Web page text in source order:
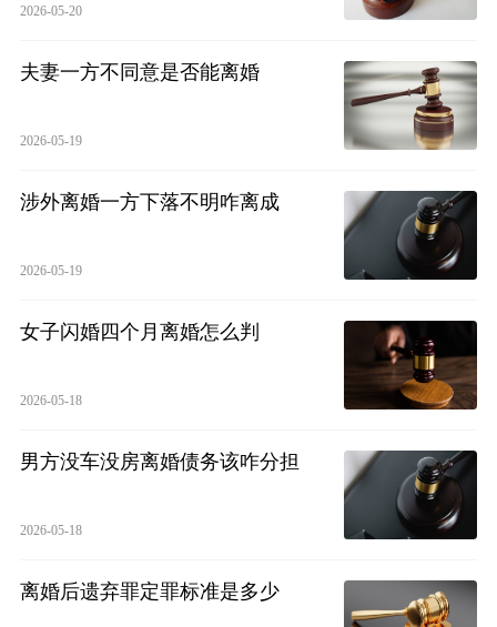
2026-05-20
夫妻一方不同意是否能离婚
2026-05-19
涉外离婚一方下落不明咋离成
2026-05-19
女子闪婚四个月离婚怎么判
2026-05-18
男方没车没房离婚债务该咋分担
2026-05-18
离婚后遗弃罪定罪标准是多少